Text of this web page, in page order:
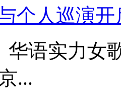
与个人巡演
华语实力女
...